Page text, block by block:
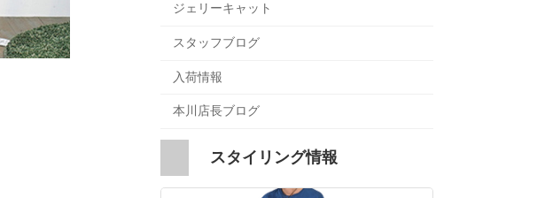
ジェリーキャット
スタッフブログ
入荷情報
本川店長ブログ
スタイリング情報